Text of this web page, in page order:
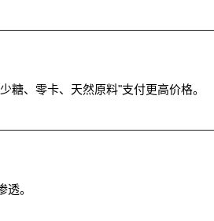
糖、零卡、天然原料"支付更高价格。
。